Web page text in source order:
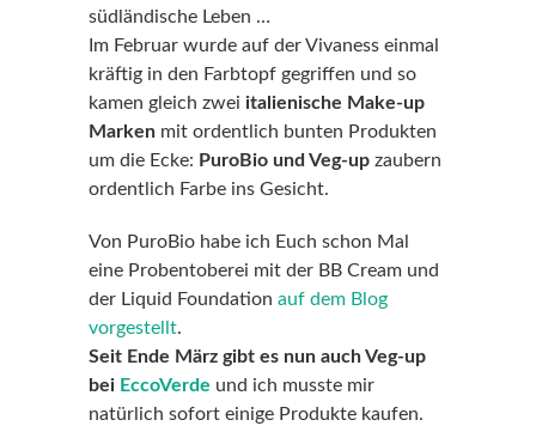
südländische Leben …
Im Februar wurde auf der Vivaness einmal
kräftig in den Farbtopf gegriffen und so
kamen gleich zwei italienische Make-up
Marken mit ordentlich bunten Produkten
um die Ecke: PuroBio und Veg-up zaubern
ordentlich Farbe ins Gesicht.
Von PuroBio habe ich Euch schon Mal
eine Probentoberei mit der BB Cream und
der Liquid Foundation auf dem Blog
vorgestellt.
Seit Ende März gibt es nun auch Veg-up
bei EccoVerde und ich musste mir
natürlich sofort einige Produkte kaufen.